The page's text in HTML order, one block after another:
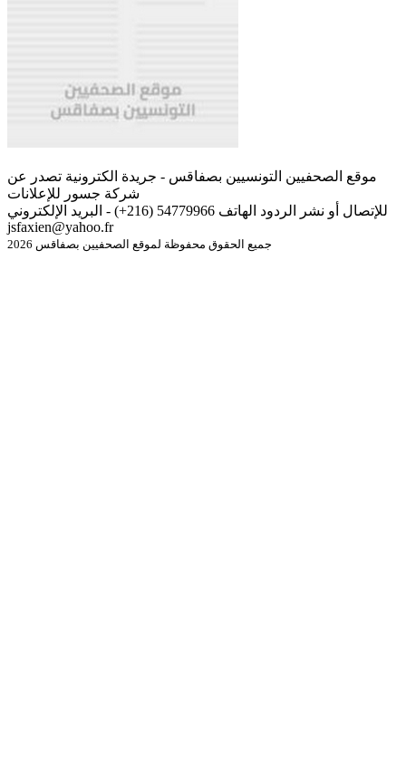
موقع الصحفيين التونسيين بصفاقس - جريدة الكترونية تصدر عن
شركة جسور للإعلانات
للإتصال أو نشر الردود الهاتف 54779966 (216+) - البريد الإلكتروني
jsfaxien@yahoo.fr
جميع الحقوق محفوظة لموقع الصحفيين بصفاقس 2026